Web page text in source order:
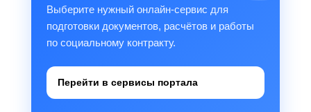
Выберите нужный онлайн-сервис для
подготовки документов, расчётов и работы
по социальному контракту.
Перейти в сервисы портала